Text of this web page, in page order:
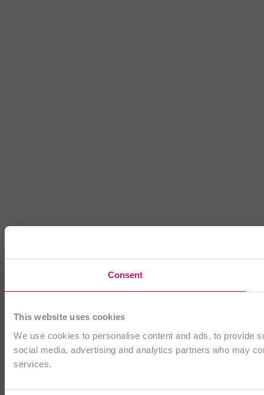
Consent
This website uses cookies
We use cookies to personalise content and ads, to provide
social media, advertising and analytics partners who may
services.